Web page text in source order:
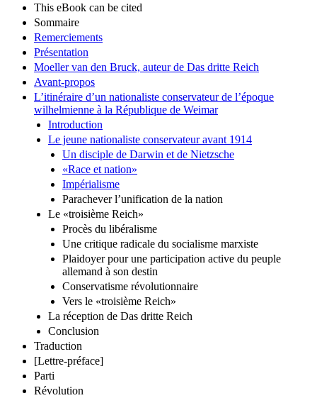
This eBook can be cited
Sommaire
Remerciements
Présentation
Moeller van den Bruck, auteur de Das dritte Reich
Avant-propos
L’itinéraire d’un nationaliste conservateur de l’époque
wilhelmienne à la République de Weimar
Introduction
Le jeune nationaliste conservateur avant 1914
Un disciple de Darwin et de Nietzsche
«Race et nation»
Impérialisme
Parachever l’unification de la nation
Le «troisième Reich»
Procès du libéralisme
Une critique radicale du socialisme marxiste
Plaidoyer pour une participation active du peuple
allemand à son destin
Conservatisme révolutionnaire
Vers le «troisième Reich»
La réception de Das dritte Reich
Conclusion
Traduction
[Lettre-préface]
Parti
Révolution